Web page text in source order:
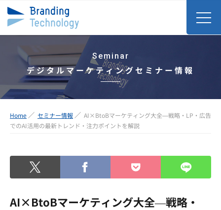
Seminar
デジタルマーケティングセミナー情報
Home セミナー情報
AI×BtoBマーケティング大全—戦略・LP・広告
でのAI活用の最新トレンド・注力ポイントを解説
AI×BtoBマーケティング大全—戦略・